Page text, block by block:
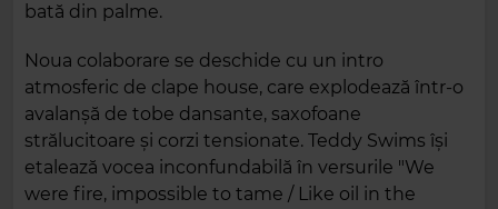
bată din palme.
Noua colaborare se deschide cu un intro
atmosferic de clape house, care explodează într-o
avalanșă de tobe dansante, saxofoane
strălucitoare și corzi tensionate. Teddy Swims își
etalează vocea inconfundabilă în versurile "We
were fire, impossible to tame / Like oil in the